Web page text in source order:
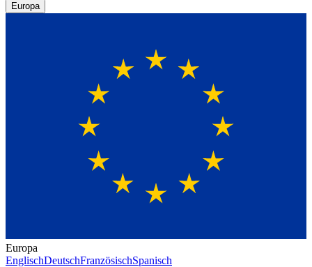
Europa
Europa
EnglischDeutschFranzösischSpanisch